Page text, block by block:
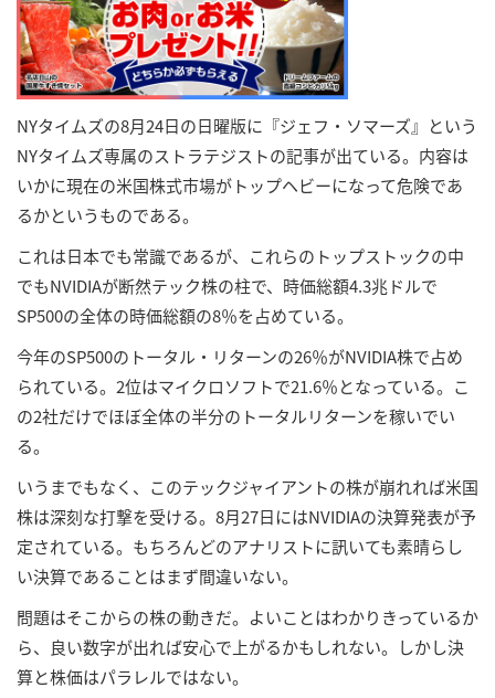
NYタイムズの8月24日の日曜版に『ジェフ・ソマーズ』という
NYタイムズ専属のストラテジストの記事が出ている。内容は
いかに現在の米国株式市場がトップヘビーになって危険であ
るかというものである。
これは日本でも常識であるが、これらのトップストックの中
でもNVIDIAが断然テック株の柱で、時価総額4.3兆ドルで
SP500の全体の時価総額の8％を占めている。
今年のSP500のトータル・リターンの26％がNVIDIA株で占め
られている。2位はマイクロソフトで21.6％となっている。こ
の2社だけでほぼ全体の半分のトータルリターンを稼いでい
る。
いうまでもなく、このテックジャイアントの株が崩れれば米国
株は深刻な打撃を受ける。8月27日にはNVIDIAの決算発表が予
定されている。もちろんどのアナリストに訊いても素晴らし
い決算であることはまず間違いない。
問題はそこからの株の動きだ。よいことはわかりきっているか
ら、良い数字が出れば安心で上がるかもしれない。しかし決
算と株価はパラレルではない。